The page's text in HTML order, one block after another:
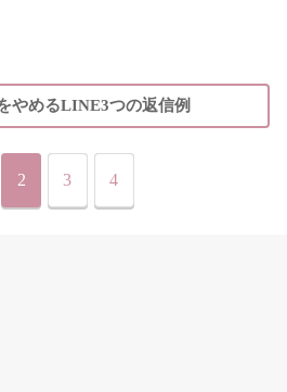
やめるLINE3つの返信例
2 3 4